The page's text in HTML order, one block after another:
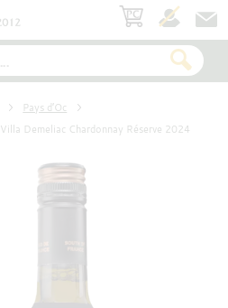
Pays d’Oc
Villa Demeliac Chardonnay Réserve 2024